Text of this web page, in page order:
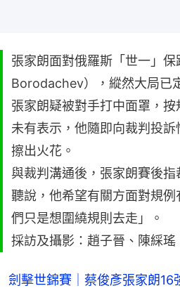
張家朗面對俄羅斯「世一」
Borodachev），縱然大局已
張家朗疑被對手打中面罩，按
未有表示，他隨即向裁判投
擦出火花。
與裁判溝通後，張家朗賽後
聽說，他希望有關方面對規
們只是想圍繞規則去走」。
採訪及攝影：趙子晉、陳綵瑤
劍擊世錦賽｜蔡俊彥張家朗